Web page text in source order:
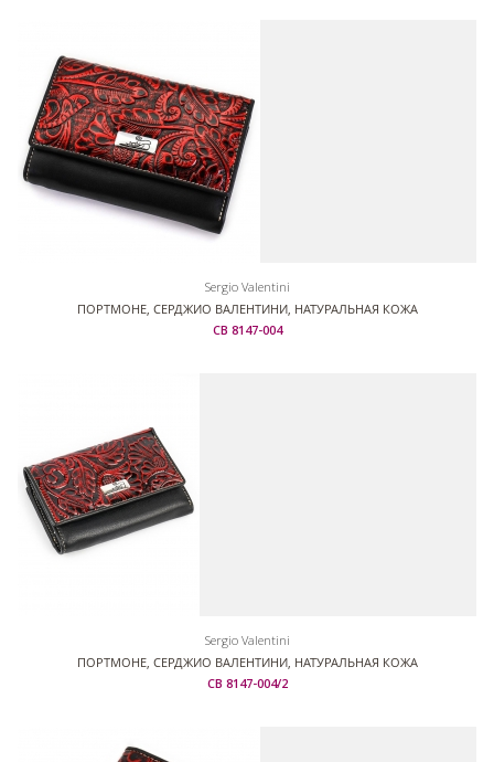
Sergio Valentini
ПОРТМОНЕ, СЕРДЖИО ВАЛЕНТИНИ, НАТУРАЛЬНАЯ КОЖА
СВ 8147-004
Sergio Valentini
ПОРТМОНЕ, СЕРДЖИО ВАЛЕНТИНИ, НАТУРАЛЬНАЯ КОЖА
СВ 8147-004/2